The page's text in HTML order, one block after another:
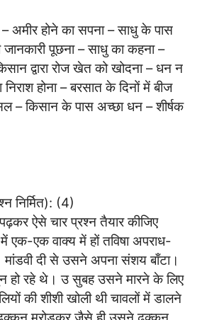
अमीर होने का सपना – साधु के पास
पूछना – साधु का कहना –
द्वारा रोज खेत को खोदना – धन न
होना – बरसात के दिनों में बीज
– किसान के पास अच्छा धन – शीर्षक
निर्मित): (4)
ऐसे चार प्रश्न तैयार कीजिए
एक-एक वाक्य में हों तविषा अपराध-
मांडवी दी से उसने अपना संशय बाँटा।
हो रहे थे। उ सुबह उसने मारने के लिए
की शीशी खोली थी चावलों में डालने